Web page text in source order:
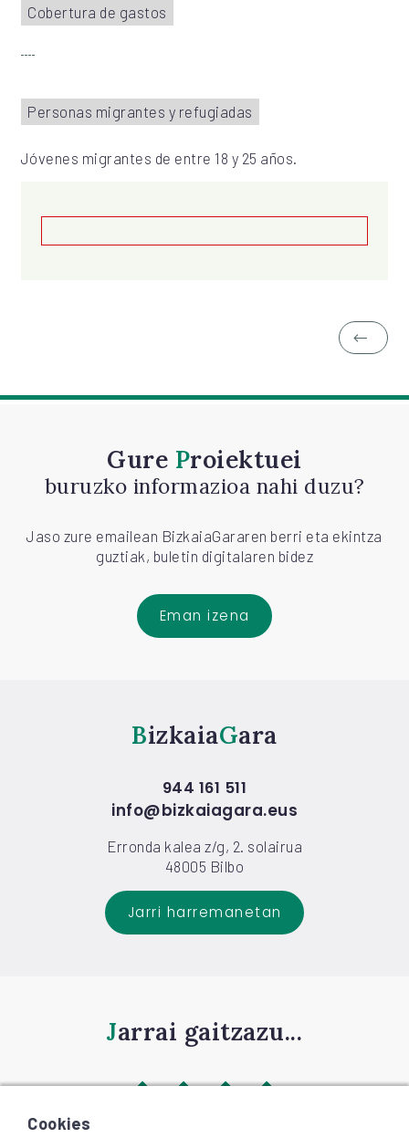
Cobertura de gastos
Personas migrantes y refugiadas
Jóvenes migrantes de entre 18 y 25 años.
Gure Proiektuei
buruzko informazioa nahi duzu?
Jaso zure emailean BizkaiaGararen berri eta ekintza
guztiak, buletin digitalaren bidez
Eman izena
Bizkaia Gara
944 161 511
info@bizkaiagara.eus
Erronda kalea z/g, 2. solairua
48005 Bilbo
Jarri harremanetan
Jarrai gaitzazu...
Cookies